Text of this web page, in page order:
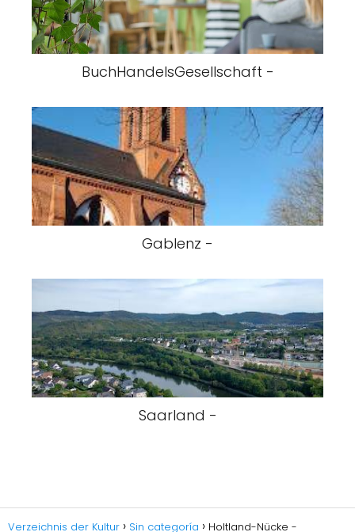
BuchHandelsGesellschaft -
Gablenz -
Saarland -
Verzeichnis der Kultur Sin categoría Holtland-Nücke -